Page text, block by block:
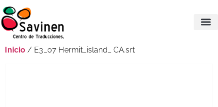
Inicio / E3_07 Hermit_island_ CA.srt